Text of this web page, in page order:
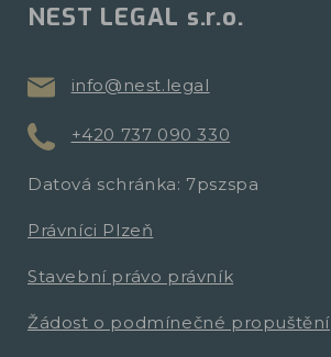
NEST LEGAL s.r.o.
info@nest.legal
+420 737 090 330
Datová schránka: 7pszspa
Právníci Plzeň
Stavební právo právník
Žádost o podmínečné propuštění